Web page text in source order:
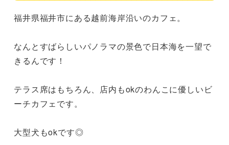
福井県福井市にある越前海岸沿いのカフェ。
なんとすばらしいパノラマの景色で日本海を一望で
きるんです！
テラス席はもちろん、店内もokのわんこに優しいビ
ーチカフェです。
大型犬もokです◎